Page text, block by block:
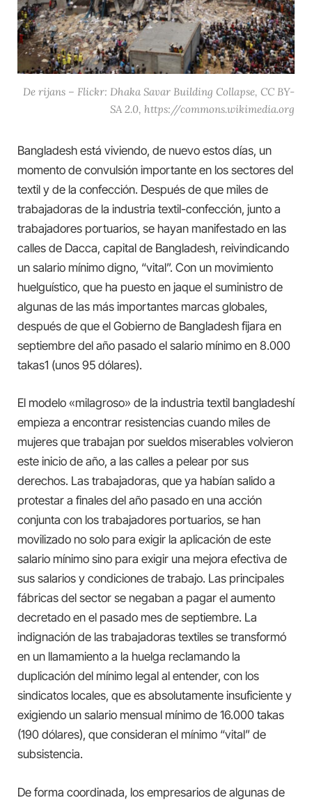
De rijans – Flickr: Dhaka Savar Building Collapse, CC BY-
SA 2.0, https://commons.wikimedia.org
Bangladesh está viviendo, de nuevo estos días, un
momento de convulsión importante en los sectores del
textil y de la confección. Después de que miles de
trabajadoras de la industria textil-confección, junto a
trabajadores portuarios, se hayan manifestado en las
calles de Dacca, capital de Bangladesh, reivindicando
un salario mínimo digno, “vital”. Con un movimiento
huelguístico, que ha puesto en jaque el suministro de
algunas de las más importantes marcas globales,
después de que el Gobierno de Bangladesh fijara en
septiembre del año pasado el salario mínimo en 8.000
takas1 (unos 95 dólares).
El modelo «milagroso» de la industria textil bangladeshí
empieza a encontrar resistencias cuando miles de
mujeres que trabajan por sueldos miserables volvieron
este inicio de año, a las calles a pelear por sus
derechos. Las trabajadoras, que ya habían salido a
protestar a finales del año pasado en una acción
conjunta con los trabajadores portuarios, se han
movilizado no solo para exigir la aplicación de este
salario mínimo sino para exigir una mejora efectiva de
sus salarios y condiciones de trabajo. Las principales
fábricas del sector se negaban a pagar el aumento
decretado en el pasado mes de septiembre. La
indignación de las trabajadoras textiles se transformó
en un llamamiento a la huelga reclamando la
duplicación del mínimo legal al entender, con los
sindicatos locales, que es absolutamente insuficiente y
exigiendo un salario mensual mínimo de 16.000 takas
(190 dólares), que consideran el mínimo “vital” de
subsistencia.
De forma coordinada, los empresarios de algunas de